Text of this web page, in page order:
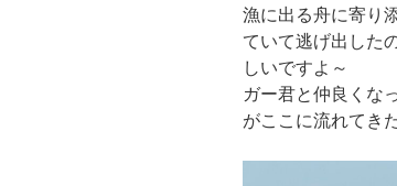
漁に出る舟に寄り
ていて逃げ出した
しいですよ～
ガー君と仲良くな
がここに流れてき